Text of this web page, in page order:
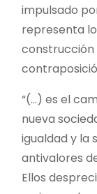
impulsado
representa
construcción
“(…) es el
nueva
igualdad y la
antivalores
Ellos